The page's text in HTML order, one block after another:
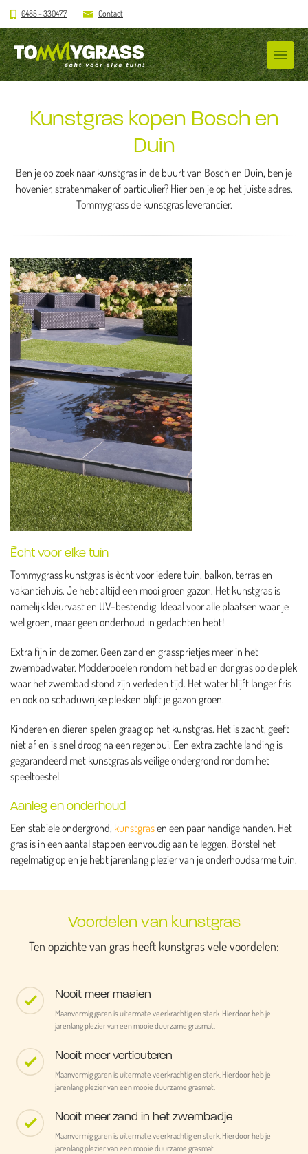
0485 - 330477 Contact
Kunstgras kopen Bosch en
Duin
Ben je op zoek naar kunstgras in de buurt van Bosch en Duin, ben je
hovenier, stratenmaker of particulier? Hier ben je op het juiste adres.
Tommygrass de kunstgras leverancier.
Ècht voor elke tuin
Tommygrass kunstgras is ècht voor iedere tuin, balkon, terras en
vakantiehuis. Je hebt altijd een mooi groen gazon. Het kunstgras is
namelijk kleurvast en UV-bestendig. Ideaal voor alle plaatsen waar je
wel groen, maar geen onderhoud in gedachten hebt!
Extra fijn in de zomer. Geen zand en grassprietjes meer in het
zwembadwater. Modderpoelen rondom het bad en dor gras op de plek
waar het zwembad stond zijn verleden tijd. Het water blijft langer fris
en ook op schaduwrijke plekken blijft je gazon groen.
Kinderen en dieren spelen graag op het kunstgras. Het is zacht, geeft
niet af en is snel droog na een regenbui. Een extra zachte landing is
gegarandeerd met kunstgras als veilige ondergrond rondom het
speeltoestel.
Aanleg en onderhoud
Een stabiele ondergrond, kunstgrasen een paar handige handen. Het
gras is in een aantal stappen eenvoudig aan te leggen. Borstel het
regelmatig op en je hebt jarenlang plezier van je onderhoudsarme tuin.
Voordelen van kunstgras
Ten opzichte van gras heeft kunstgras vele voordelen:
Nooit meer maaien
Maanvormig garen is uitermate veerkrachtig en sterk. Hierdoor heb je
jarenlang plezier van een mooie duurzame grasmat.
Nooit meer verticuteren
Maanvormig garen is uitermate veerkrachtig en sterk. Hierdoor heb je
jarenlang plezier van een mooie duurzame grasmat.
Nooit meer zand in het zwembadje
Maanvormig garen is uitermate veerkrachtig en sterk. Hierdoor heb je
jarenlang plezier van een mooie duurzame grasmat.